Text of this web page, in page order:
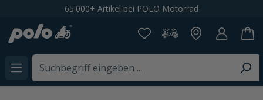
Kostenloser Versand ab CHF 199,-